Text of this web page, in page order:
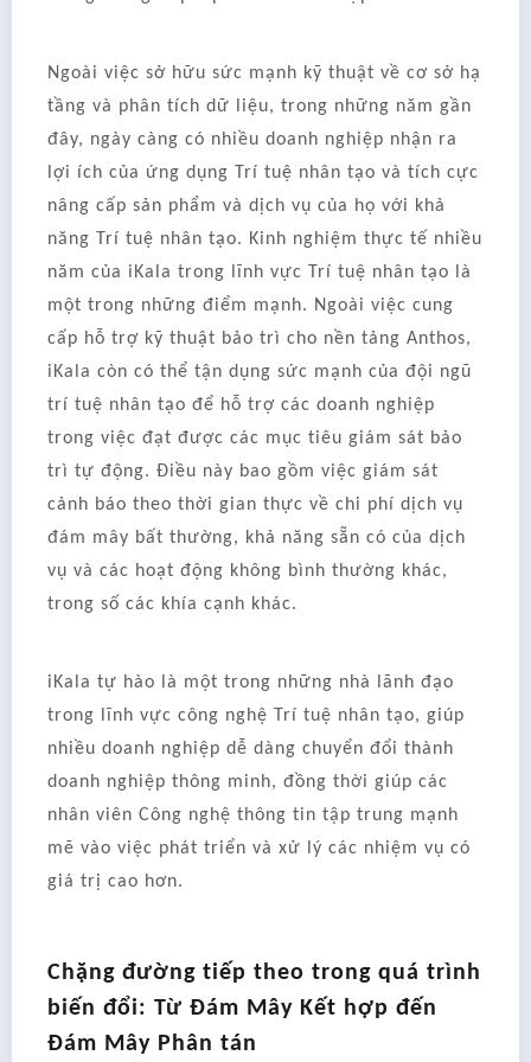
Ngoài việc sở hữu sức mạnh kỹ thuật về cơ sở hạ
tầng và phân tích dữ liệu, trong những năm gần
đây, ngày càng có nhiều doanh nghiệp nhận ra
lợi ích của ứng dụng Trí tuệ nhân tạo và tích cực
nâng cấp sản phẩm và dịch vụ của họ với khả
năng Trí tuệ nhân tạo. Kinh nghiệm thực tế nhiều
năm của iKala trong lĩnh vực Trí tuệ nhân tạo là
một trong những điểm mạnh. Ngoài việc cung
cấp hỗ trợ kỹ thuật bảo trì cho nền tảng Anthos,
iKala còn có thể tận dụng sức mạnh của đội ngũ
trí tuệ nhân tạo để hỗ trợ các doanh nghiệp
trong việc đạt được các mục tiêu giám sát bảo
trì tự động. Điều này bao gồm việc giám sát
cảnh báo theo thời gian thực về chi phí dịch vụ
đám mây bất thường, khả năng sẵn có của dịch
vụ và các hoạt động không bình thường khác,
trong số các khía cạnh khác.
iKala tự hào là một trong những nhà lãnh đạo
trong lĩnh vực công nghệ Trí tuệ nhân tạo, giúp
nhiều doanh nghiệp dễ dàng chuyển đổi thành
doanh nghiệp thông minh, đồng thời giúp các
nhân viên Công nghệ thông tin tập trung mạnh
mẽ vào việc phát triển và xử lý các nhiệm vụ có
giá trị cao hơn.
Chặng đường tiếp theo trong quá trình
biến đổi: Từ Đám Mây Kết hợp đến
Đám Mây Phân tán